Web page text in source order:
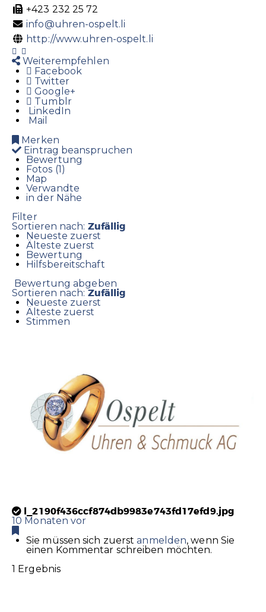
+423 232 25 72
info@uhren-ospelt.li
http://www.uhren-ospelt.li
Weiterempfehlen
Facebook
Twitter
Google+
Tumblr
LinkedIn
Mail
Merken
Eintrag beanspruchen
Bewertung
Fotos (1)
Map
Verwandte
in der Nähe
Filter
Sortieren nach: Zufällig
Neueste zuerst
Älteste zuerst
Bewertung
Hilfsbereitschaft
Bewertung abgeben
Sortieren nach: Zufällig
Neueste zuerst
Älteste zuerst
Stimmen
l_2190f436ccf874db9983e743fd17efd9.jpg
10 Monaten vor
Sie müssen sich zuerstanmelden, wenn Sie
einen Kommentar schreiben möchten.
1 Ergebnis